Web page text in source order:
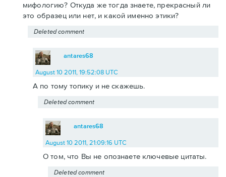
мифологию? Откуда же тогда знаете, прекрасный ли
это образец или нет, и какой именно этики?
Deleted comment
antares68
August 10 2011, 19:52:08 UTC
А по тому топику и не скажешь.
Deleted comment
antares68
August 10 2011, 21:09:16 UTC
О том, что Вы не опознаете ключевые цитаты.
Deleted comment